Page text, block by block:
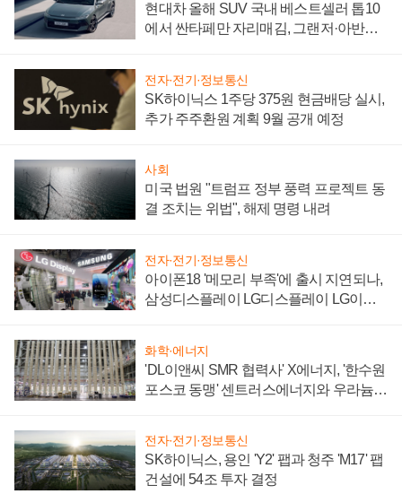
현대차 올해 SUV 국내 베스트셀러 톱10
에서 싼타페만 자리매김, 그랜저·아반떼
전자·전기·정보통신
SK하이닉스 1주당 375원 현금배당 실시,
추가 주주환원 계획 9월 공개 예정
사회
미국 법원 "트럼프 정부 풍력 프로젝트 동
결 조치는 위법", 해제 명령 내려
전자·전기·정보통신
아이폰18 '메모리 부족'에 출시 지연되나,
삼성디스플레이 LG디스플레이 LG이노
화학·에너지
'DL이앤씨 SMR 협력사' X에너지, '한수원
포스코 동맹' 센트러스에너지와 우라늄
전자·전기·정보통신
SK하이닉스, 용인 'Y2' 팹과 청주 'M17' 팹
건설에 54조 투자 결정